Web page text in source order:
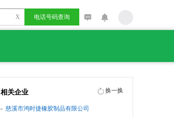
X 电话号码查询
相关企业 换一换
慈溪市鸿时捷橡胶制品有限公司